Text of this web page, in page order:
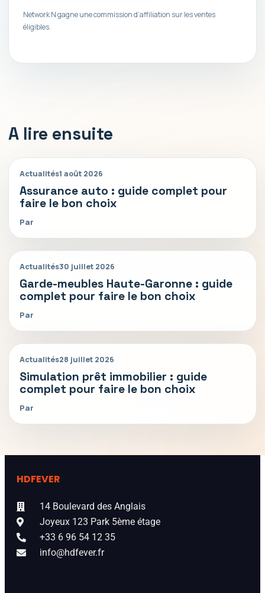
Network N gagne une commission d’affiliation sur les ventes
éligibles.
A lire ensuite
Actualités1 août 2026
Assurance auto : guide complet pour
faire le bon choix
Par
Actualités30 juillet 2026
Garde-meubles Haute-Garonne : guide
complet pour faire le bon choix
Par
Actualités28 juillet 2026
Simulation prêt immobilier : guide
complet pour faire le bon choix
Par
HDFEVER
14 Boulevard des Anglais
Joyeux 123 Park 5ème étage
+33 6 96 54 12 35
info@hdfever.fr